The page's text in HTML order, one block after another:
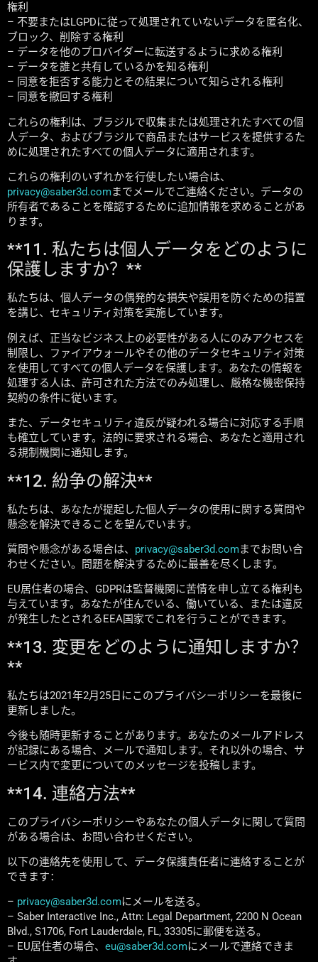
権利
– 不要またはLGPDに従って処理されていないデータを匿名化、
ブロック、削除する権利
– データを他のプロバイダーに転送するように求める権利
– データを誰と共有しているかを知る権利
– 同意を拒否する能力とその結果について知らされる権利
– 同意を撤回する権利
これらの権利は、ブラジルで収集または処理されたすべての個
人データ、およびブラジルで商品またはサービスを提供するた
めに処理されたすべての個人データに適用されます。
これらの権利のいずれかを行使したい場合は、
privacy@saber3d.comまでメールでご連絡ください。データの
所有者であることを確認するために追加情報を求めることがあ
ります。
**11. 私たちは個人データをどのように
保護しますか？**
私たちは、個人データの偶発的な損失や誤用を防ぐための措置
を講じ、セキュリティ対策を実施しています。
例えば、正当なビジネス上の必要性がある人にのみアクセスを
制限し、ファイアウォールやその他のデータセキュリティ対策
を使用してすべての個人データを保護します。あなたの情報を
処理する人は、許可された方法でのみ処理し、厳格な機密保持
契約の条件に従います。
また、データセキュリティ違反が疑われる場合に対応する手順
も確立しています。法的に要求される場合、あなたと適用され
る規制機関に通知します。
**12. 紛争の解決**
私たちは、あなたが提起した個人データの使用に関する質問や
懸念を解決できることを望んでいます。
質問や懸念がある場合は、 privacy@saber3d.comまでお問い合
わせください。問題を解決するために最善を尽くします。
EU居住者の場合、GDPRは監督機関に苦情を申し立てる権利も
与えています。あなたが住んでいる、働いている、または違反
が発生したとされるEEA国家でこれを行うことができます。
**13. 変更をどのように通知しますか？
**
私たちは2021年2月25日にこのプライバシーポリシーを最後に
更新しました。
今後も随時更新することがあります。あなたのメールアドレス
が記録にある場合、メールで通知します。それ以外の場合、サ
ービス内で変更についてのメッセージを投稿します。
**14. 連絡方法**
このプライバシーポリシーやあなたの個人データに関して質問
がある場合は、お問い合わせください。
以下の連絡先を使用して、データ保護責任者に連絡することが
できます：
– privacy@saber3d.comにメールを送る。
– Saber Interactive Inc., Attn: Legal Department, 2200 N Ocean
Blvd., S1706, Fort Lauderdale, FL, 33305に郵便を送る。
– EU居住者の場合、 eu@saber3d.comにメールで連絡できま